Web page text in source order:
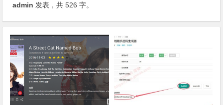
admin 发表，共 526 字。